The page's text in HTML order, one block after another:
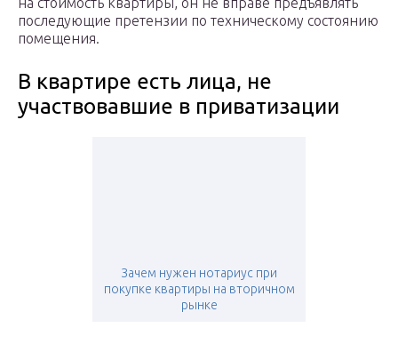
последующие претензии по техническому состоянию
помещения.
В квартире есть лица, не
участвовавшие в приватизации
Зачем нужен нотариус при
покупке квартиры на вторичном
рынке